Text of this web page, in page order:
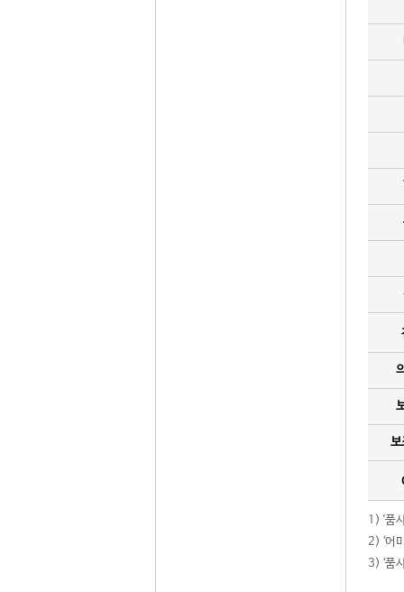
보
1) '품
2) ‘어
3) ‘품